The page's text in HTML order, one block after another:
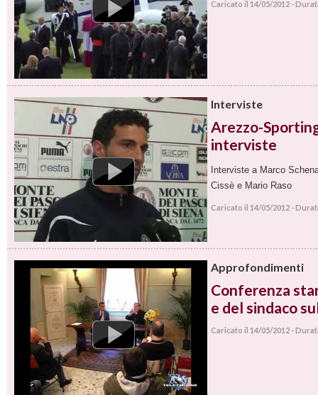
Caricato il 14/05/2012 -
Interviste
Arezzo-
interviste
Interviste a Marco
Cissè e Mario Raso
Caricato il 14/05/2012 -
Approfondimenti
Conferenza
e del sindaco
Caricato il 14/05/2012 -